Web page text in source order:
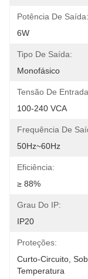
Potência De Saída:
6W
Tipo De Saída:
Monofásico
Tensão De
100-240 VCA
Frequência De
50Hz~60Hz
Eficiência:
≥ 88%
Grau Do IP:
IP20
Proteções:
Curto-Circuito,
Temperatura